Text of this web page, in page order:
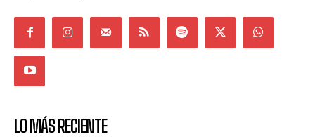
LO MÁS RECIENTE